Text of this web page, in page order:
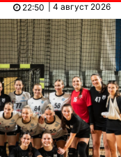
| 4 август 2026
22:50